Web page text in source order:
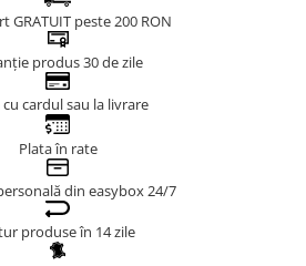
GRATUIT peste 200 RON
produs 30 de zile
cu cardul sau la livrare
Plata în rate
din easybox 24/7
produse în 14 zile